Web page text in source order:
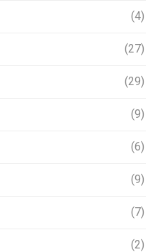
(4)
(27)
(29)
(9)
(6)
(9)
(7)
(2)